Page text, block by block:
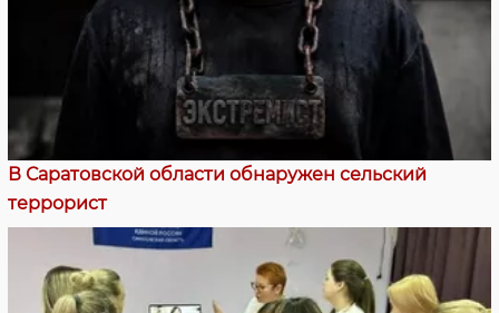
В Саратовской области обнаружен сельский
террорист